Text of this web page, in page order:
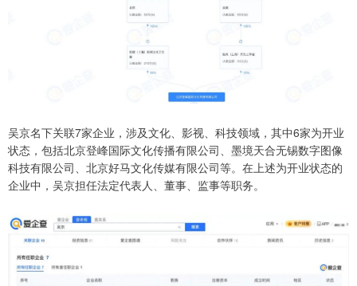
吴京名下关联7家企业，涉及文化、影视、科技领域，其中6家为开业
状态，包括北京登峰国际文化传播有限公司、墨境天合无锡数字图像
科技有限公司、北京好马文化传媒有限公司等。在上述为开业状态的
企业中，吴京担任法定代表人、董事、监事等职务。